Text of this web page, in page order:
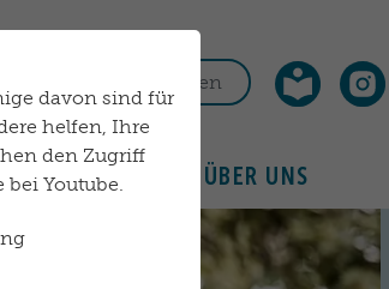
davon sind für
helfen, Ihre
den Zugriff
Youtube.
& KARRIERE ÜBER UNS